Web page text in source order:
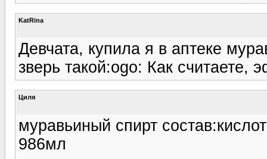
KatRina
Девчата, купила я в аптеке
зверь такой:ogo: Как считаете,
Циля
муравьиный спирт
986мл